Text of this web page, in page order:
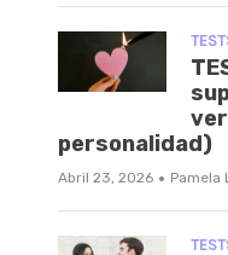
personalidad)
Abril 23, 2026 · Pamela